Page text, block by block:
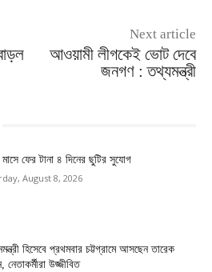
Next article
আওয়ামী লীগকেই ভোট দেবে
জনগণ : তথ্যমন্ত্রী
ফের টানা ৪ দিনের ছুটির সুযোগ
August 8, 2026
হিসেবে প্রথমবার চট্টগ্রামে আসছেন তারেক
নেতাকর্মীরা উজ্জীবিত